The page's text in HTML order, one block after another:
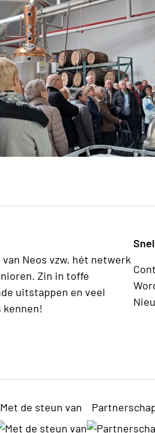
Neos vzw, hét netwerk
Zin in toffe
uitstappen en veel
kennen!
Met de steun van